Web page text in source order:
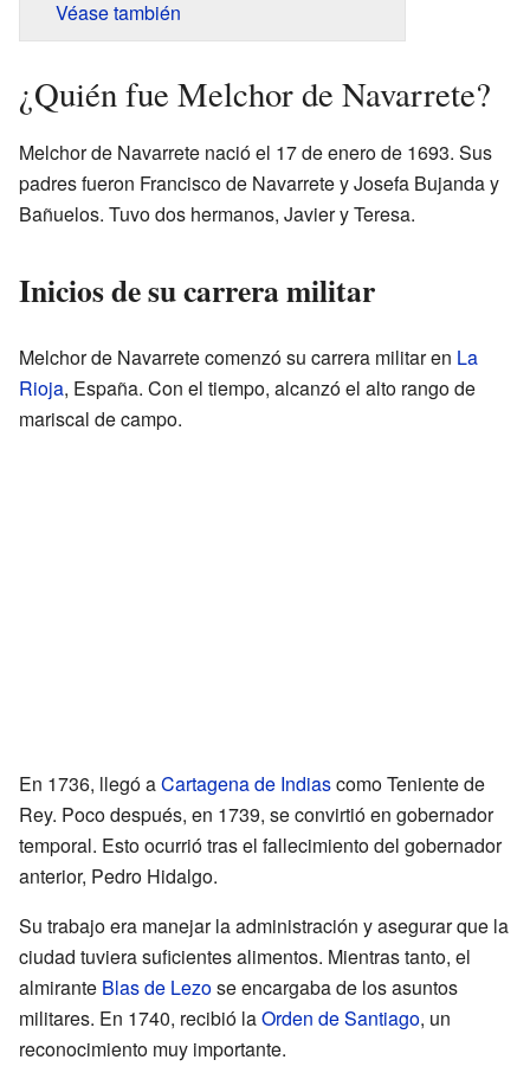
Véase también
¿Quién fue Melchor de Navarrete?
Melchor de Navarrete nació el 17 de enero de 1693. Sus
padres fueron Francisco de Navarrete y Josefa Bujanda y
Bañuelos. Tuvo dos hermanos, Javier y Teresa.
Inicios de su carrera militar
Melchor de Navarrete comenzó su carrera militar en La
Rioja, España. Con el tiempo, alcanzó el alto rango de
mariscal de campo.
En 1736, llegó aCartagena de Indiascomo Teniente de
Rey. Poco después, en 1739, se convirtió en gobernador
temporal. Esto ocurrió tras el fallecimiento del gobernador
anterior, Pedro Hidalgo.
Su trabajo era manejar la administración y asegurar que la
ciudad tuviera suficientes alimentos. Mientras tanto, el
almirante Blas de Lezose encargaba de los asuntos
militares. En 1740, recibió laOrden de Santiago, un
reconocimiento muy importante.